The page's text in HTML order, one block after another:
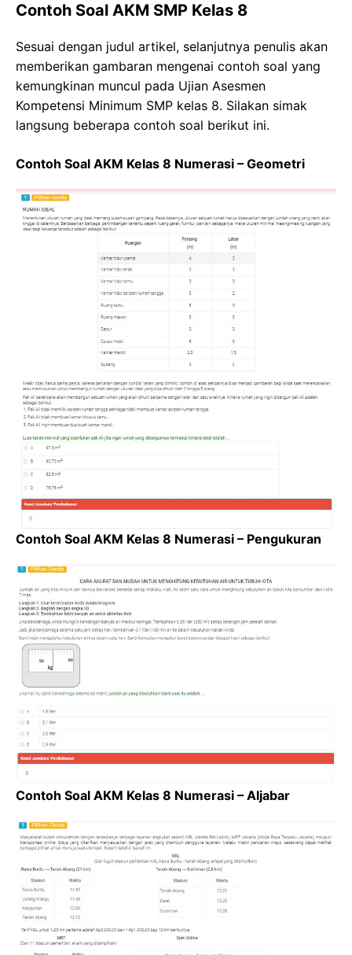
Contoh Soal AKM SMP Kelas 8
Sesuai dengan judul artikel, selanjutnya penulis akan
memberikan gambaran mengenai contoh soal yang
kemungkinan muncul pada Ujian Asesmen
Kompetensi Minimum SMP kelas 8. Silakan simak
langsung beberapa contoh soal berikut ini.
Contoh Soal AKM Kelas 8 Numerasi – Geometri
Contoh Soal AKM Kelas 8 Numerasi – Pengukuran
Contoh Soal AKM Kelas 8 Numerasi – Aljabar